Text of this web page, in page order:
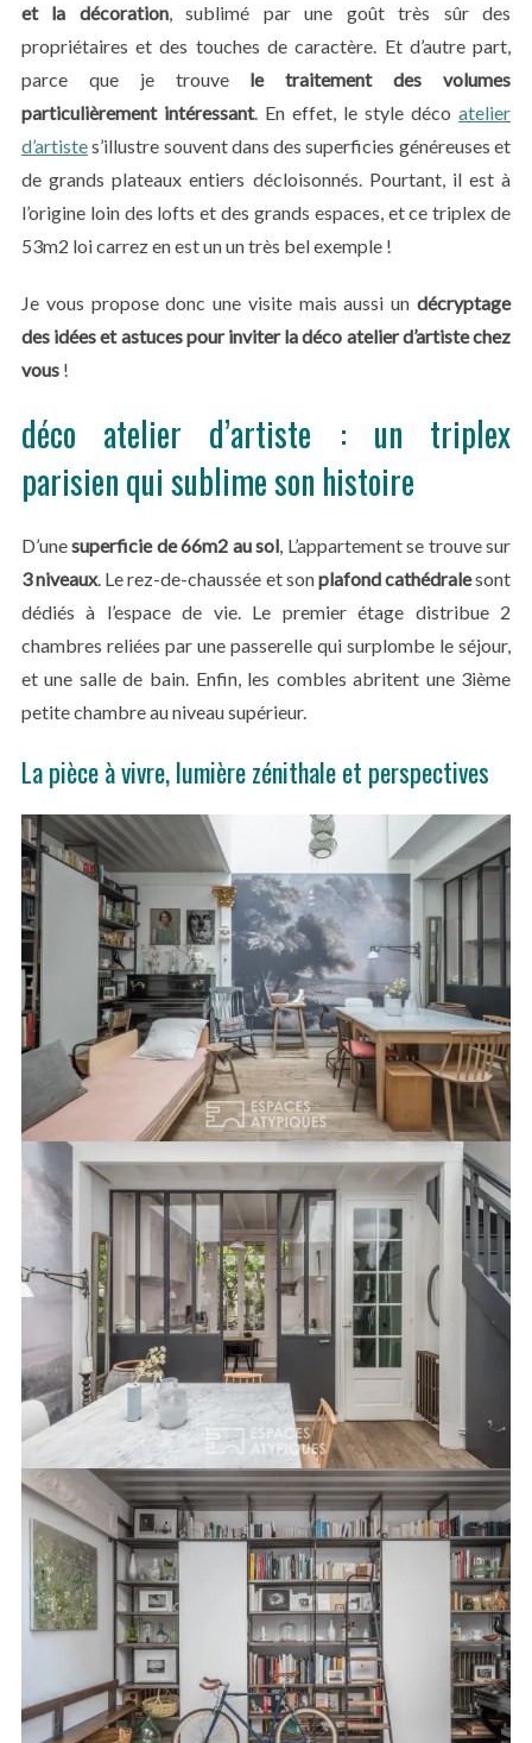
et la décoration, sublimé par une goût très sûr des
propriétaires et des touches de caractère. Et d’autre part,
parce que je trouve le traitement des volumes
particulièrement intéressant. En effet, le style décoatelier
d’artistes’illustre souvent dans des superficies généreuses et
de grands plateaux entiers décloisonnés. Pourtant, il est à
l’origine loin des lofts et des grands espaces, et ce triplex de
53m2 loi carrez en est un un très bel exemple !
Je vous propose donc une visite mais aussi undécryptage
des idées et astuces pour inviter la déco atelier d’artiste chez
vous!
déco atelier d’artiste : un triplex
parisien qui sublime son histoire
D’unesuperficie de 66m2 au sol, L’appartement se trouve sur
3 niveaux. Le rez-de-chaussée et sonplafond cathédralesont
dédiés à l’espace de vie. Le premier étage distribue 2
chambres reliées par une passerelle qui surplombe le séjour,
et une salle de bain. Enfin, les combles abritent une 3ième
petite chambre au niveau supérieur.
La pièce à vivre, lumière zénithale et perspectives